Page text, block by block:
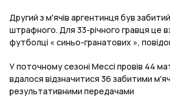
Другий з м'ячів аргентинця був
штрафного. Для 33-річного гравця це
футболці « синьо-гранатових »,
У поточному сезоні Мессі провів 44
вдалося відзначитися 36 забитими
результативними передачами